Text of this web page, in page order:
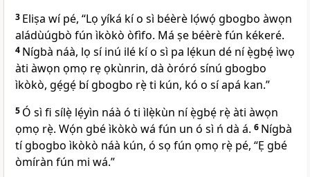
3 Eliṣa wí pé, “Lọ yíká kí o sì béèrè lọ́wọ́ gbogbo àwọn
aládùúgbò fún ìkòkò òfìfo. Má ṣe béèrè fún kékeré.
4 Nígbà náà, lọ sí inú ilé kí o sì pa lẹ́kun dé ní ẹ̀gbẹ́ ìwọ
àti àwọn ọmọ rẹ ọkùnrin, dà òróró sínú gbogbo
ìkòkò, gẹ́gẹ́ bí gbogbo rẹ̀ ti kún, kó o sí apá kan.”
5 Ó sì fi sílẹ̀ lẹ́yìn náà ó ti ìlẹ̀kùn ní ẹ̀gbẹ́ rẹ̀ àti àwọn
ọmọ rẹ̀. Wọ́n gbé ìkòkò wá fún un ó sì ń dà á. 6 Nígbà
tí gbogbo ìkòkò náà kún, ó sọ fún ọmọ rẹ̀ pé, “Ẹ gbé
òmíràn fún mi wá.”